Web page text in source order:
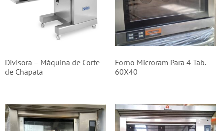
Divisora – Máquina de Corte
de Chapata
Forno Microram Para 4 Tab.
60X40